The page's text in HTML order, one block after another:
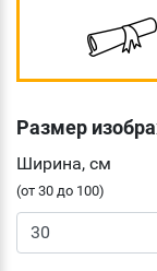
Размер
Ширина, см
(от 30 до 100)